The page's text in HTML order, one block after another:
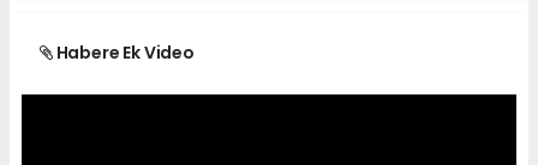
Habere Ek Video